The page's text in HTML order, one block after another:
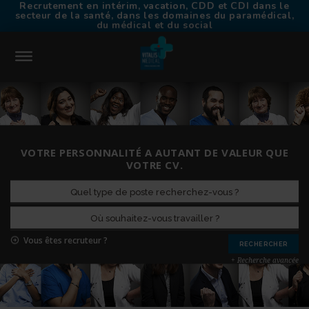
Recrutement en intérim, vacation, CDD et CDI dans le
secteur de la santé, dans les domaines du paramédical,
du médical et du social
CONNEXION
TROUVER UN EMPLOI
CHOISIR VITALIS MÉDICAL
TRAVAILLER EN INTÉRIM
NOS AGENCES
VOTRE PERSONNALITÉ A AUTANT DE VALEUR QUE
VOTRE CV.
Vous êtes recruteur ?
+ Recherche avancée